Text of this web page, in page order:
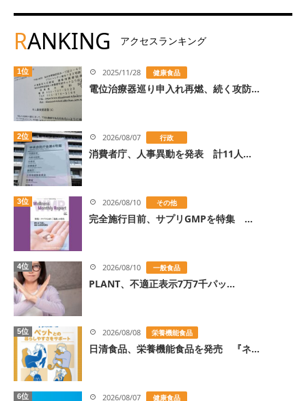
RANKING アクセスランキング
1位 2025/11/28 健康食品
電位治療器巡り申入れ再燃、続く攻防...
2位 2026/08/07 行政
消費者庁、人事異動を発表 計11人...
3位 2026/08/10 その他
完全施行目前、サプリGMPを特集 ...
4位 2026/08/10 一般食品
PLANT、不適正表示7万7千パッ...
5位 2026/08/08 栄養機能食品
日清食品、栄養機能食品を発売 『ネ...
6位 2026/08/07 健康食品